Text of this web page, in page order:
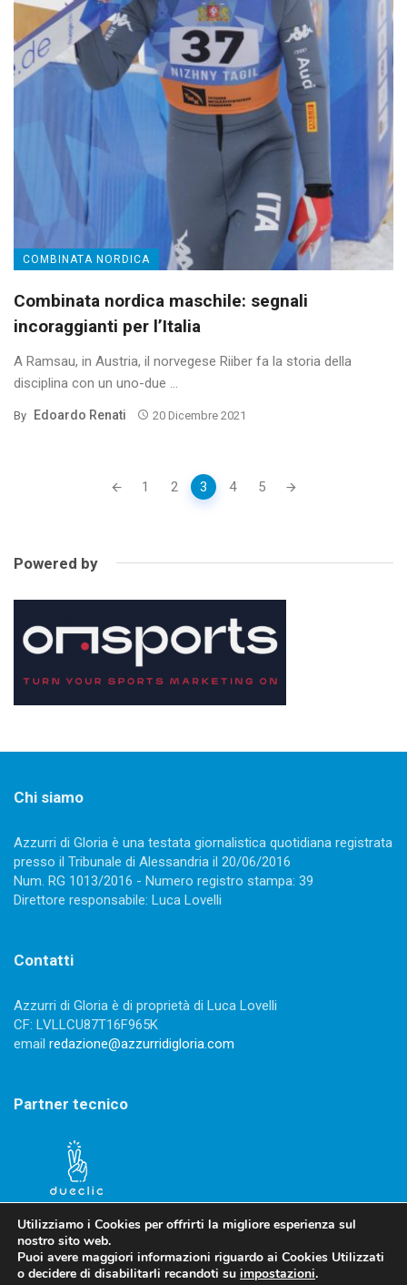
COMBINATA NORDICA
Combinata nordica maschile: segnali
incoraggianti per l’Italia
A Ramsau, in Austria, il norvegese Riiber fa la storia della
disciplina con un uno-due ...
By Edoardo Renati 20 Dicembre 2021
1 2 3 4 5
Powered by
Chi siamo
Azzurri di Gloria è una testata giornalistica quotidiana registrata
presso il Tribunale di Alessandria il 20/06/2016
Num. RG 1013/2016 - Numero registro stampa: 39
Direttore responsabile: Luca Lovelli
Contatti
Azzurri di Gloria è di proprietà di Luca Lovelli
CF: LVLLCU87T16F965K
email redazione@azzurridigloria.com
Partner tecnico
Privacy Policy-Cookies Policy
Utilizziamo i Cookies per offrirti la migliore esperienza sul
nostro sito web.
Puoi avere maggiori informazioni riguardo ai Cookies Utilizzati
o decidere di disabilitarli recandoti su impostazioni.